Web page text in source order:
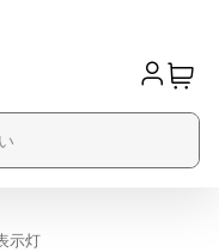
示灯